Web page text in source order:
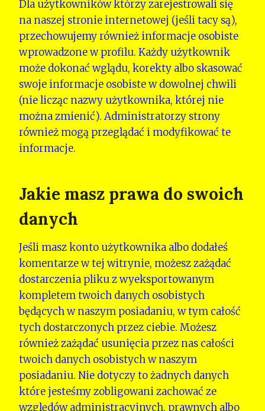
Dla użytkowników którzy zarejestrowali się
na naszej stronie internetowej (jeśli tacy są),
przechowujemy również informacje osobiste
wprowadzone w profilu. Każdy użytkownik
może dokonać wglądu, korekty albo skasować
swoje informacje osobiste w dowolnej chwili
(nie licząc nazwy użytkownika, której nie
można zmienić). Administratorzy strony
również mogą przeglądać i modyfikować te
informacje.
Jakie masz prawa do swoich
danych
Jeśli masz konto użytkownika albo dodałeś
komentarze w tej witrynie, możesz zażądać
dostarczenia pliku z wyeksportowanym
kompletem twoich danych osobistych
będących w naszym posiadaniu, w tym całość
tych dostarczonych przez ciebie. Możesz
również zażądać usunięcia przez nas całości
twoich danych osobistych w naszym
posiadaniu. Nie dotyczy to żadnych danych
które jesteśmy zobligowani zachować ze
względów administracyjnych, prawnych albo